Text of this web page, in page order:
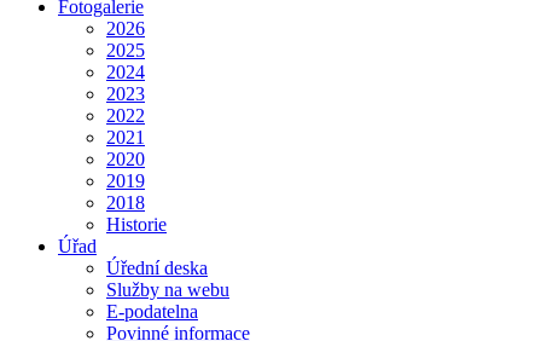
Fotogalerie
2026
2025
2024
2023
2022
2021
2020
2019
2018
Historie
Úřad
Úřední deska
Služby na webu
E-podatelna
Povinné informace